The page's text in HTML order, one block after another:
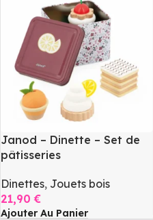
Janod – Dinette – Set de
pâtisseries
Dinettes, Jouets bois
21,90€
Ajouter Au Panier